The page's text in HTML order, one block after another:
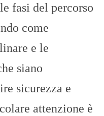
fasi del percorso
come
e le
siano
sicurezza e
attenzione è